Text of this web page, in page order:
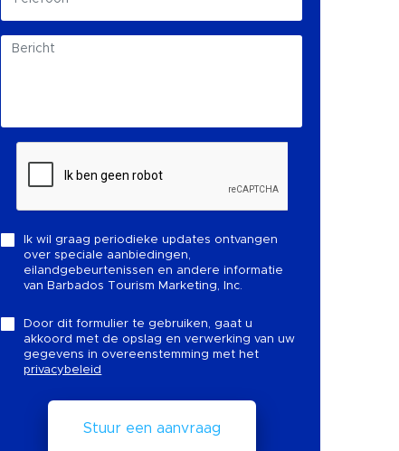
Ik wil graag periodieke updates ontvangen
over speciale aanbiedingen,
eilandgebeurtenissen en andere informatie
van Barbados Tourism Marketing, Inc.
Door dit formulier te gebruiken, gaat u
akkoord met de opslag en verwerking van uw
gegevens in overeenstemming met het
privacybeleid